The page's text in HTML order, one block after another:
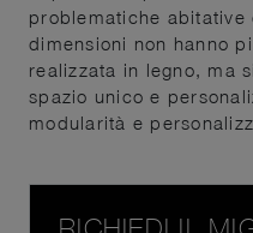
problematiche
dimensioni non hanno
realizzata in legno, ma
spazio unico e
modularità e